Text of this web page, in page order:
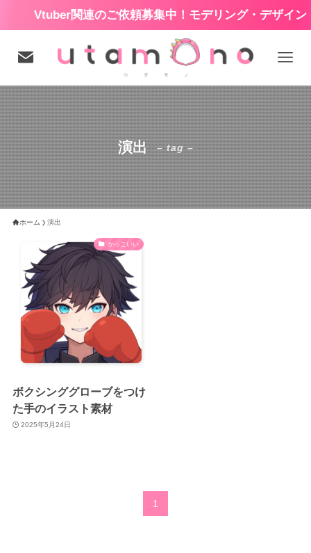
Vtuber関連のご依頼募集中！モデリング・デザイン・
演出 – tag –
ホーム 演出
かっこいい
ボクシンググローブをつけ
た手のイラスト素材
2025年5月24日
1